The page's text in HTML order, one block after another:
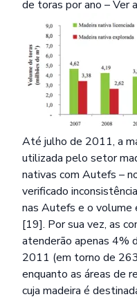
de toras por ano – Ver
Até julho de 2011, a
utilizada pelo setor
nativas com Autefs –
verificado
nas Autefs e o volume
[19]. Por sua vez, as
atenderão apenas 4%
2011 (em torno de
enquanto as áreas de
cuja madeira é